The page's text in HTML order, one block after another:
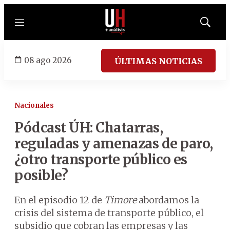
Menú
Mostrar
08 ago 2026 ÚLTIMAS NOTICIAS
Nacionales
Pódcast ÚH: Chatarras,
reguladas y amenazas de paro,
¿otro transporte público es
posible?
En el episodio 12 de Timoreabordamos la
crisis del sistema de transporte público, el
subsidio que cobran las empresas y las